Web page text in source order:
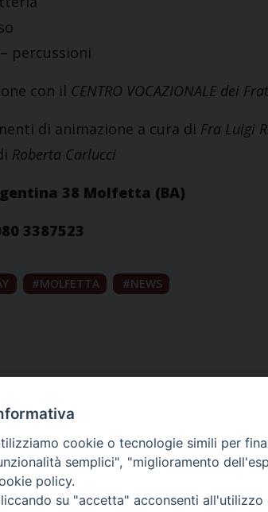
– percussioni
con il CENTRO VOCAZIONALE dei
di animazione a cura di Fra Luigi
Roberta Carlucci
38 Molfetta (BA)
3387523
MOLFETTA NEWS
cookie o tecnologie simili per
semplici", "miglioramento
policy.
su "accetta" acconsenti